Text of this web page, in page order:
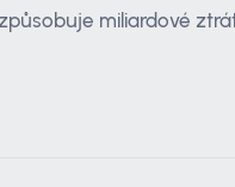
miliardové